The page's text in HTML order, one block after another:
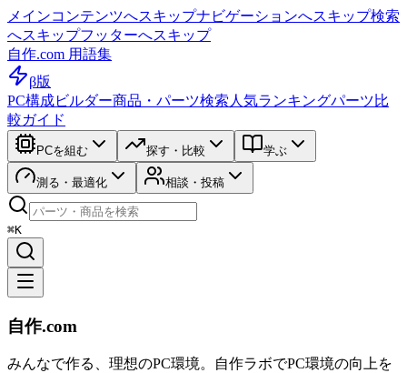
メインコンテンツへスキップナビゲーションへスキップ検索
へスキップフッターへスキップ
自作.com 用語集
β版
PC構成ビルダー商品・パーツ検索 人気ランキングパーツ比
較ガイド
PCを組む 探す・比較 学ぶ
測る・最適化 相談・投稿
⌘K
自作.com
みんなで作る、理想のPC環境。 自作ラボでPC環境の向上を